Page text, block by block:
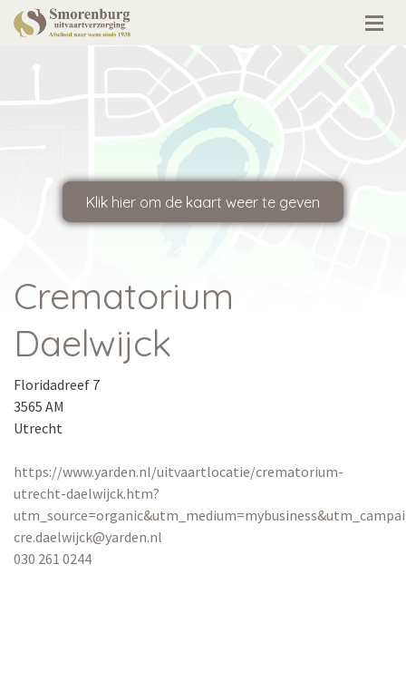
Crematorium
Daelwijck
Floridadreef 7
3565 AM
Utrecht
https://www.yarden.nl/uitvaartlocatie/crematorium-
utrecht-daelwijck.htm?
cre.daelwijck@yarden.nl
030 261 0244